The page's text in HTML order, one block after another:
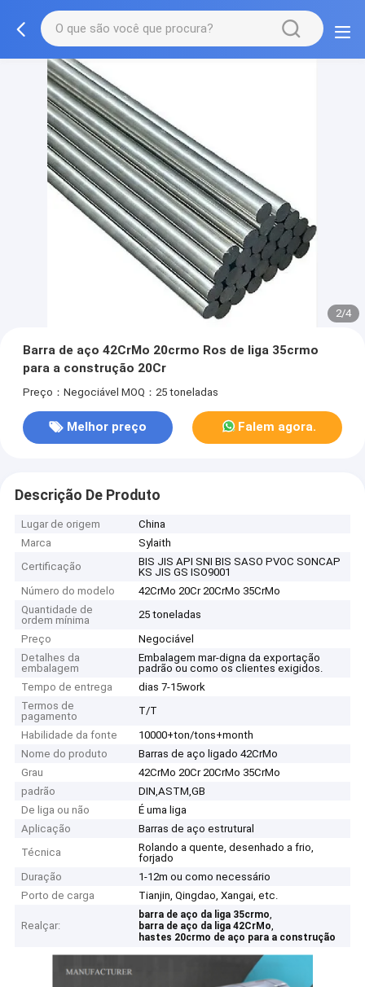
2/4
Barra de aço 42CrMo 20crmo Ros de liga 35crmo
para a construção 20Cr
Preço：Negociável MOQ：25 toneladas
Melhor preço Falem agora.
Descrição De Produto
Lugar de origem
China
Marca
Sylaith
Certificação
BIS JIS API SNI BIS SASO PVOC SONCAP
KS JIS GS ISO9001
Número do modelo
42CrMo 20Cr 20CrMo 35CrMo
Quantidade de
ordem mínima
25 toneladas
Preço
Negociável
Detalhes da
embalagem
Embalagem mar-digna da exportação
padrão ou como os clientes exigidos.
Tempo de entrega
dias 7-15work
Termos de
pagamento
T/T
Habilidade da fonte
10000+ton/tons+month
Nome do produto
Barras de aço ligado 42CrMo
Grau
42CrMo 20Cr 20CrMo 35CrMo
padrão
DIN,ASTM,GB
De liga ou não
É uma liga
Aplicação
Barras de aço estrutural
Técnica
Rolando a quente, desenhado a frio,
forjado
Duração
1-12m ou como necessário
Porto de carga
Tianjin, Qingdao, Xangai, etc.
Realçar:
barra de aço da liga 35crmo,
barra de aço da liga 42CrMo,
hastes 20crmo de aço para a construção